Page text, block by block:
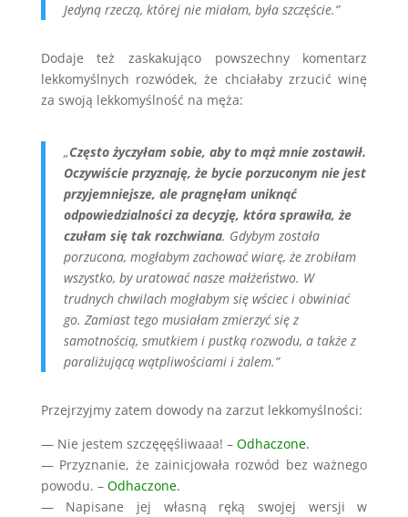
Jedyną rzeczą, której nie miałam, była szczęście.”
Dodaje też zaskakująco powszechny komentarz
lekkomyślnych rozwódek, że chciałaby zrzucić winę
za swoją lekkomyślność na męża:
„Często życzyłam sobie, aby to mąż mnie zostawił.
Oczywiście przyznaję, że bycie porzuconym nie jest
przyjemniejsze, ale pragnęłam uniknąć
odpowiedzialności za decyzję, która sprawiła, że
czułam się tak rozchwiana. Gdybym została
porzucona, mogłabym zachować wiarę, że zrobiłam
wszystko, by uratować nasze małżeństwo. W
trudnych chwilach mogłabym się wściec i obwiniać
go. Zamiast tego musiałam zmierzyć się z
samotnością, smutkiem i pustką rozwodu, a także z
paraliżującą wątpliwościami i żalem.”
Przejrzyjmy zatem dowody na zarzut lekkomyślności:
— Nie jestem szczęęęśliwaaa! – Odhaczone.
— Przyznanie, że zainicjowała rozwód bez ważnego
powodu. – Odhaczone.
— Napisane jej własną ręką swojej wersji w